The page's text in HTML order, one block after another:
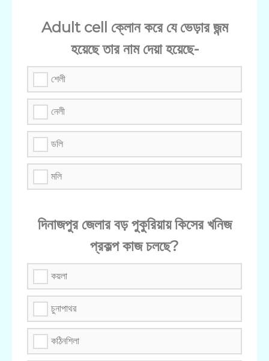
Adult cell ক্লোন করে যে ভেড়ার জন্ম
হয়েছে তার নাম দেয়া হয়েছে-
শেলী
নেলী
ডলি
মলি
দিনাজপুর জেলার বড় পুকুরিয়ায় কিসের খনিজ
প্রকল্প কাজ চলছে?
কয়লা
চুনাপাথর
কঠিনশিলা